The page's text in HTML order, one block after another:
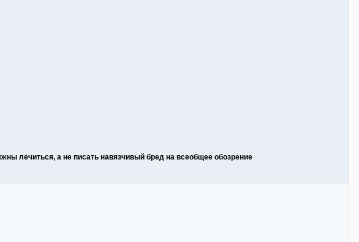
лечиться, а не писать навязчивый бред на всеобщее обозрение